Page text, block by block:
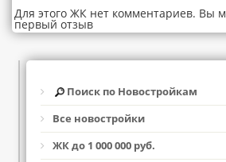
Для этого ЖК нет комментариев. Вы
первый отзыв
Поиск по Новостройкам
Все новостройки
ЖК до 1 000 000 руб.